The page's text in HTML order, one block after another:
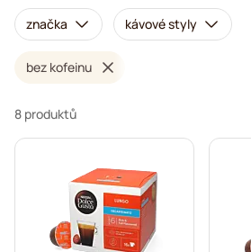
značka kávové styly
bez kofeinu
8 produktů